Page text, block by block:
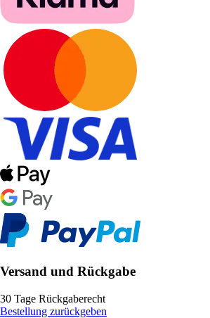
Versand und Rückgabe
30 Tage Rückgaberecht
Bestellung zurückgeben